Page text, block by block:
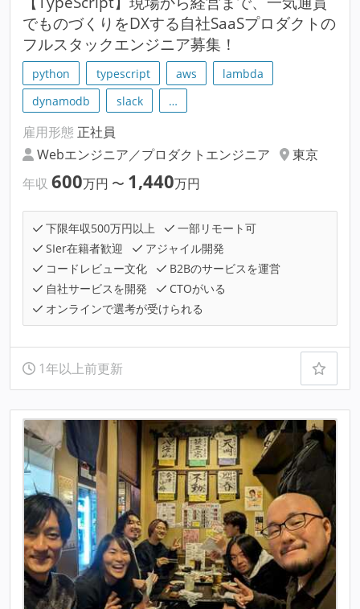
でものづくりをDXする自社SaaSプロダクトの
フルスタックエンジニア募集！
python typescript aws
lambda
dynamodb
slack …
雇用形態 正社員
Webエンジニア／プロダクトエンジニア
東京
年収 600万円 〜 1,440万円
下限年収500万円以上
一部リモート可
SIer在籍者歓迎
アジャイル開発
コードレビュー文化
B2Bのサービスを運営
自社サービスを開発
CTOがいる
オンラインで選考が受けられる
1年以上前更新